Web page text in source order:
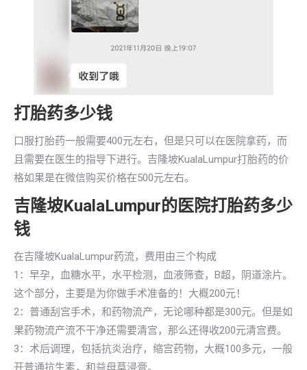
打胎药多少钱
口服打胎药一般需要400元左右，但是只可以在医院拿药，而
且需要在医生的指导下进行。吉隆坡KualaLumpur打胎药的价
格如果是在微信购买价格在500元左右。
吉隆坡KualaLumpur的医院打胎药多少
钱
在吉隆坡KualaLumpur药流，费用由三个构成
1：早孕，血糖水平，水平检测，血液筛查，B超，阴道涂片。
这个部分，主要是为你做手术准备的！大概200元！
2：普通刮宫手术，和药物流产，无论哪种都是300元。但是如
果药物流产流不干净还需要清宫，那么还得收200元清宫费。
3：术后调理，包括抗炎治疗，缩宫药物，大概100多元，一般
开普通抗生素，和益母草浸膏。